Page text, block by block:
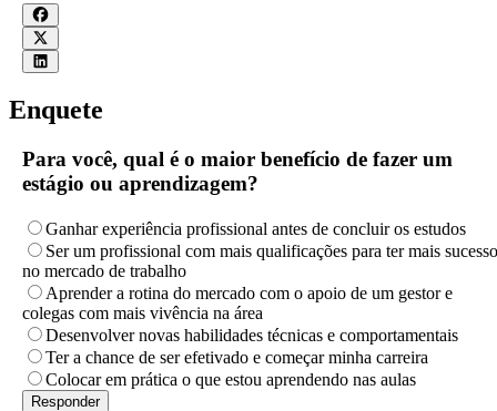
Enquete
Para você, qual é o maior benefício de fazer um
estágio ou aprendizagem?
Ganhar experiência profissional antes de concluir os estudos
Ser um profissional com mais qualificações para ter mais sucesso
no mercado de trabalho
Aprender a rotina do mercado com o apoio de um gestor e
colegas com mais vivência na área
Desenvolver novas habilidades técnicas e comportamentais
Ter a chance de ser efetivado e começar minha carreira
Colocar em prática o que estou aprendendo nas aulas